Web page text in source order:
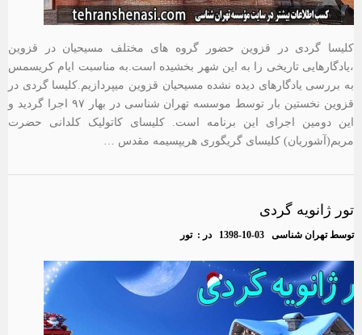
کلیسا گردی در قزوین حضور گروه های مختلف مسیحیان در قزوین
،یادگارهایی تاریخی را به این شهر بخشیده است.به مناسبت ایام کریسمس
به بررسی یادگارهای دیده نشده مسیحیان قزوین میپردازیم.کلیسا گردی در
قزوین نخستین بار توسط موسسه تهران شناسی در بهار ۹۷ اجرا گردید و
این دومین اجرای این برنامه است. کلیسای کاتولیک کلدانی حضرت
مریم(آشوریان) کلیسای گریگوری هریپسیمه مقدس …
تور ژانویه گردی
توسطتهران شناسی 1398-10-03 در :تور